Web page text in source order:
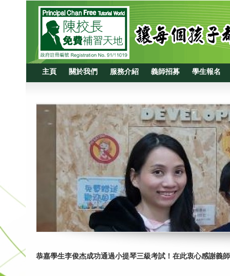
主頁 關於我們 服務介紹 義師招募 學生報名
恭嘉學生李俊杰成功通過小提琴三級考試！在此衷心感謝義